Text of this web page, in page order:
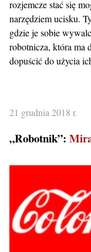
rozjemcze stać się
narzędziem ucisku.
gdzie je sobie
robotnicza, która ma
dopuścić do użycia
21 grudnia 2018 r.
„Robotnik”: